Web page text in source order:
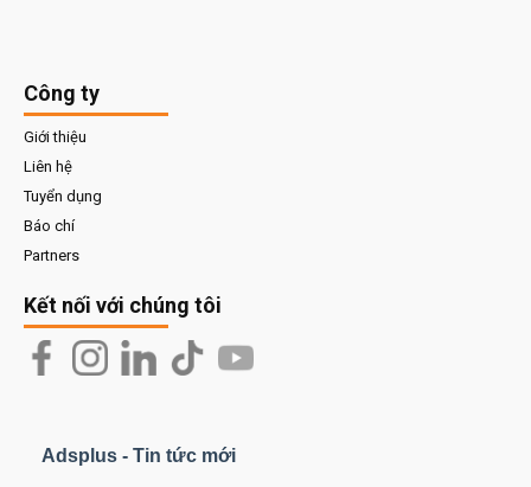
Công ty
Giới thiệu
Liên hệ
Tuyển dụng
Báo chí
Partners
Kết nối với chúng tôi